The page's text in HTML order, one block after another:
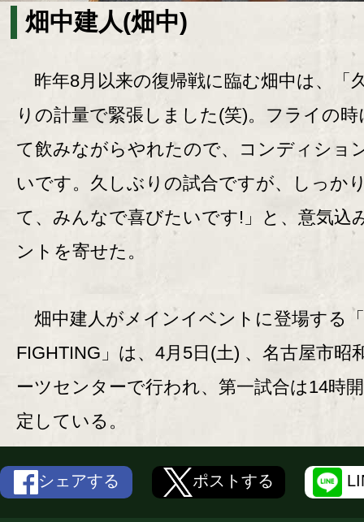
畑中建人(畑中)
昨年8月以来の復帰戦に臨む畑中は、「
りの計量で緊張しました(笑)。フライの時
て飲みながらやれたので、コンディショ
いです。久しぶりの試合ですが、しっか
て、みんなで喜びたいです!」と、意気込
ントを寄せた。
畑中建人がメインイベントに登場する
FIGHTING」は、4月5日(土) 、名古屋市昭
ーツセンターで行われ、第一試合は14時
定している。
シェアする ポストする